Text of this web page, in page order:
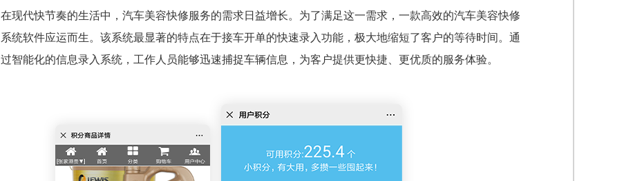
在现代快节奏的生活中，汽车美容快修服务的需求日益增长。为了满足这一需求，一款高效的汽车美容快修
系统软件应运而生。该系统最显著的特点在于接车开单的快速录入功能，极大地缩短了客户的等待时间。通
过智能化的信息录入系统，工作人员能够迅速捕捉车辆信息，为客户提供更快捷、更优质的服务体验。